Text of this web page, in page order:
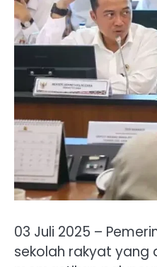
03 Juli 2025 –
sekolah rakyat yang